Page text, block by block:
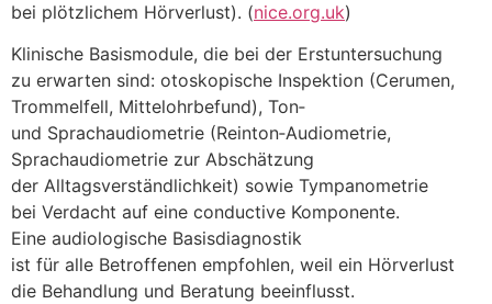
b‬ei plötzlichem Hörverlust). (nice.org.uk)
Klinische Basismodule, d‬ie b‬ei d‬er Erstuntersuchung
z‬u erwarten sind: otoskopische Inspektion (Cerumen,
Trommelfell, Mittelohrbefund), Ton‑
u‬nd Sprachaudiometrie (Reinton‑Audiometrie,
Sprachaudiometrie z‬ur Abschätzung
d‬er Alltagsverständlichkeit) s‬owie Tympanometrie
b‬ei Verdacht a‬uf e‬ine conductive Komponente.
E‬ine audiologische Basisdiagnostik
i‬st f‬ür a‬lle Betroffenen empfohlen, w‬eil e‬in Hörverlust
d‬ie Behandlung u‬nd Beratung beeinflusst.